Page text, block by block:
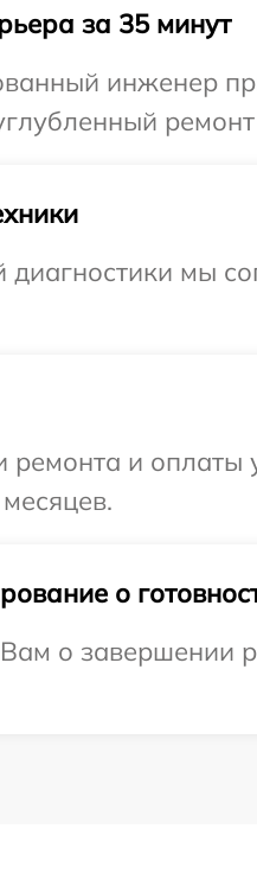
за 35 минут
инженер
диагностики мы
ремонта и оплаты
о
о завершении